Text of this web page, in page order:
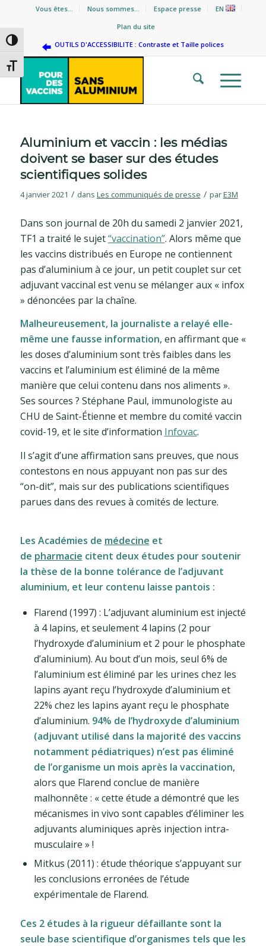
Passer en contraste élevé
Changer la taille de la police
Vous êtes… Nous sommes… Espace presse
EN
Plan du site
OUTILS D'ACCESSIBILITE : Contraste et Taille polices
Aluminium et vaccin : les médias
doivent se baser sur des études
scientifiques solides
4 janvier 2021 / dans Les communiqués de presse / parE3M
Dans son journal de 20h du samedi 2 janvier 2021,
TF1 a traité le sujet“vaccination”. Alors même que
les vaccins distribués en Europe ne contiennent
pas d’aluminium à ce jour, un petit couplet sur cet
adjuvant vaccinal est venu se mélanger aux « infox
» dénoncées par la chaîne.
Malheureusement, la journaliste a relayé elle-
même une fausse information, en affirmant que «
les doses d’aluminium sont très faibles dans les
vaccins et l’aluminium est éliminé de la même
manière que celui contenu dans nos aliments ».
Ses sources ? Stéphane Paul, immunologiste au
CHU de Saint-Étienne et membre du comité vaccin
covid-19, et le site d’information Infovac.
Il s’agit d’une affirmation sans preuves, que nous
contestons en nous appuyant non pas sur des
“on-dit”, mais sur des publications scientifiques
parues dans des revues à comités de lecture.
Les Académies de médecine et
de pharmacie citent deux études pour soutenir
la thèse de la bonne tolérance de l’adjuvant
aluminium, et leur contenu laisse pantois :
Flarend (1997) : L’adjuvant aluminium est injecté
à 4 lapins, et seulement 4 lapins (2 pour
l’hydroxyde d’aluminium et 2 pour le phosphate
d’aluminium). Au bout d’un mois, seul 6% de
l’aluminium est éliminé par les urines chez les
lapins ayant reçu l’hydroxyde d’aluminium et
22% chez les lapins ayant reçu le phosphate
d’aluminium. 94% de l’hydroxyde d’aluminium
(adjuvant utilisé dans la majorité des vaccins
notamment pédiatriques) n’est pas éliminé
de l’organisme un mois après la vaccination,
alors que Flarend conclue de manière
malhonnête : « cette étude a démontré que les
mécanismes in vivo sont capables d’éliminer les
adjuvants aluminiques après injection intra-
musculaire » !
Mitkus (2011) : étude théorique s’appuyant sur
les conclusions erronées de l’étude
expérimentale de Flarend.
Ces 2 études à la rigueur défaillante sont la
seule base scientifique d’organismes tels que les